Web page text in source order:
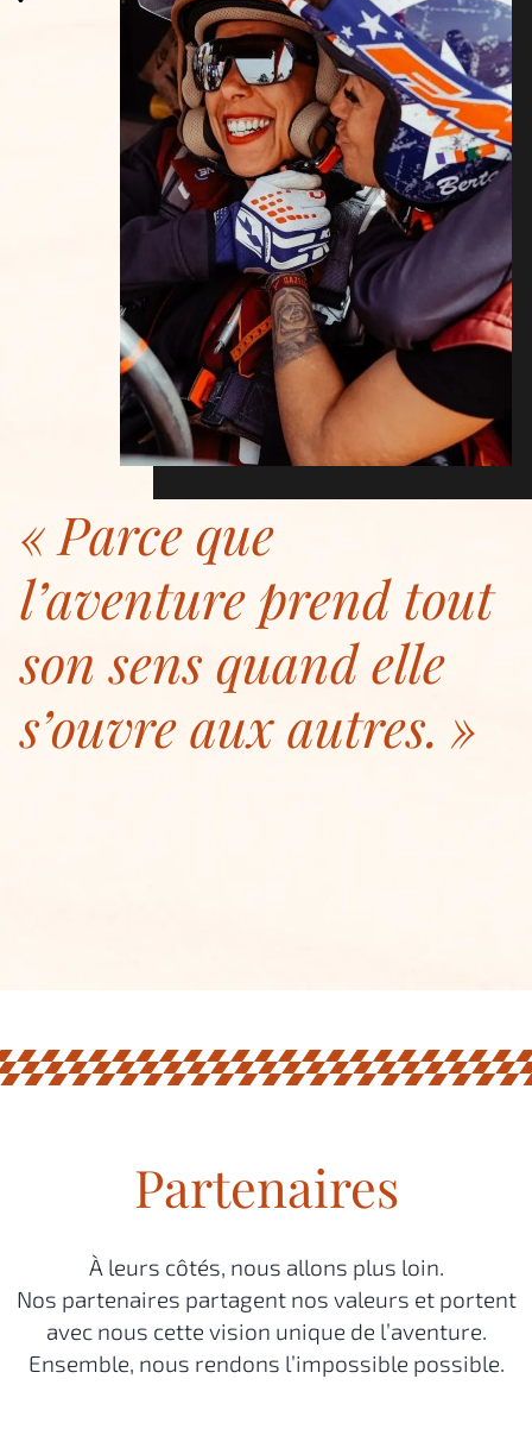
Parce que
l’aventure prend tout
son sens quand elle
s’ouvre aux autres.
Partenaires
À leurs côtés, nous allons plus loin.
Nos partenaires partagent nos valeurs et portent
avec nous cette vision unique de l’aventure.
Ensemble, nous rendons l’impossible possible.